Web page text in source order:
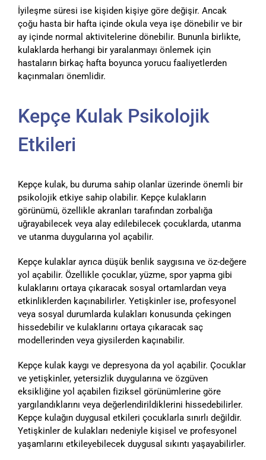
İyileşme süresi ise kişiden kişiye göre değişir. Ancak
çoğu hasta bir hafta içinde okula veya işe dönebilir ve bir
ay içinde normal aktivitelerine dönebilir. Bununla birlikte,
kulaklarda herhangi bir yaralanmayı önlemek için
hastaların birkaç hafta boyunca yorucu faaliyetlerden
kaçınmaları önemlidir.
Kepçe Kulak Psikolojik
Etkileri
Kepçe kulak, bu duruma sahip olanlar üzerinde önemli bir
psikolojik etkiye sahip olabilir. Kepçe kulakların
görünümü, özellikle akranları tarafından zorbalığa
uğrayabilecek veya alay edilebilecek çocuklarda, utanma
ve utanma duygularına yol açabilir.
Kepçe kulaklar ayrıca düşük benlik saygısına ve öz-değere
yol açabilir. Özellikle çocuklar, yüzme, spor yapma gibi
kulaklarını ortaya çıkaracak sosyal ortamlardan veya
etkinliklerden kaçınabilirler. Yetişkinler ise, profesyonel
veya sosyal durumlarda kulakları konusunda çekingen
hissedebilir ve kulaklarını ortaya çıkaracak saç
modellerinden veya giysilerden kaçınabilir.
Kepçe kulak kaygı ve depresyona da yol açabilir. Çocuklar
ve yetişkinler, yetersizlik duygularına ve özgüven
eksikliğine yol açabilen fiziksel görünümlerine göre
yargılandıklarını veya değerlendirildiklerini hissedebilirler.
Kepçe kulağın duygusal etkileri çocuklarla sınırlı değildir.
Yetişkinler de kulakları nedeniyle kişisel ve profesyonel
yaşamlarını etkileyebilecek duygusal sıkıntı yaşayabilirler.